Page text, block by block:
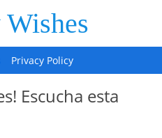
Privacy Policy
Escucha esta